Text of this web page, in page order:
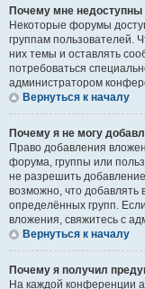
Почему мне
Некоторые форумы
группам пользователей.
них темы и оставлять
потребоваться
администратором
Вернуться к началу
Почему я не могу
Право добавления
форума, группы или
не разрешить
возможно, что
определённых групп.
вложения, свяжитесь с
Вернуться к началу
Почему я получил
На каждой конференции